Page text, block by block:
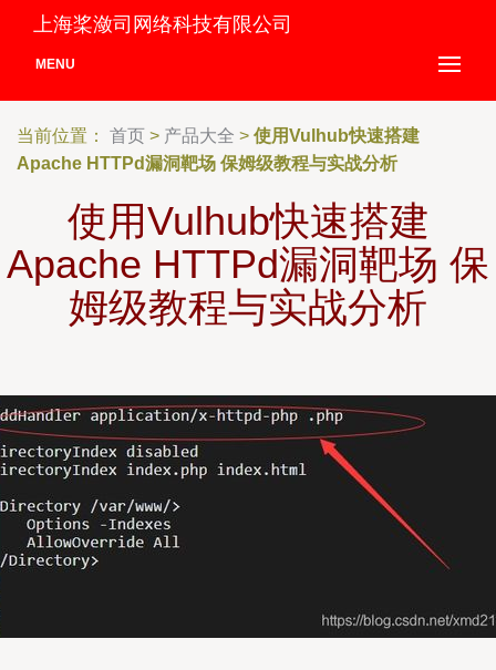
上海桨潋司网络科技有限公司
MENU
当前位置： 首页 > 产品大全 > 使用Vulhub快速搭建
Apache HTTPd漏洞靶场 保姆级教程与实战分析
使用Vulhub快速搭建
Apache HTTPd漏洞靶场 保
姆级教程与实战分析